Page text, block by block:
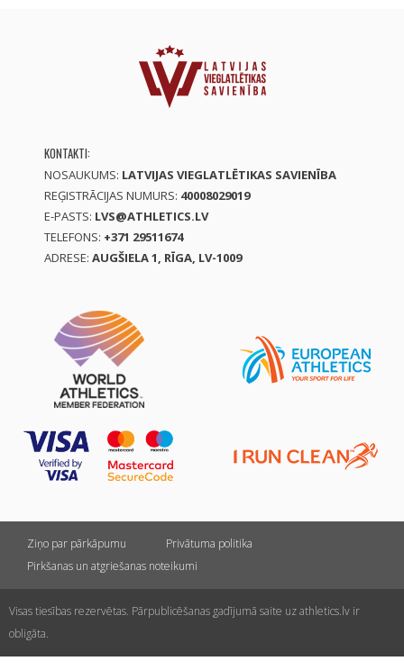
KONTAKTI:
NOSAUKUMS: LATVIJAS VIEGLATLĒTIKAS SAVIENĪBA
REĢISTRĀCIJAS NUMURS: 40008029019
E-PASTS: LVS@ATHLETICS.LV
TELEFONS: +371 29511674
ADRESE: AUGŠIELA 1, RĪGA, LV-1009
Ziņo par pārkāpumu
Privātuma politika
Pirkšanas un atgriešanas noteikumi
Visas tiesības rezervētas. Pārpublicēšanas gadījumā saite uz athletics.lv ir
obligāta.